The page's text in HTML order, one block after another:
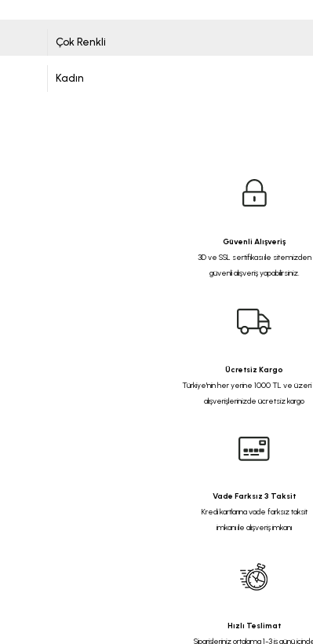
Çok Renkli
Kadın
Güvenli Alışveriş
3D ve SSL sertifikası ile sitemizden
güvenli alışveriş yapabilirsiniz.
Ücretsiz Kargo
Türkiye'nin her yerine 1000 TL ve
alışverişlerinizde ücretsiz kargo
Vade Farksız 3 Taksit
Kredi kartlarına vade farksız taksit
imkanı ile alışveriş imkanı
Hızlı Teslimat
Siparişleriniz ortalama 1-3 iş günü